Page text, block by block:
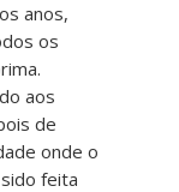
anos,
os
aos
de
onde o
feita